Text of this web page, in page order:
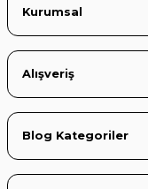
Kurumsal
Alışveriş
Blog Kategoriler